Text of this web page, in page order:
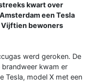
kwart over
een Tesla
Vijftien bewoners
werd geroken. De
kwam er
Tesla, model X met een